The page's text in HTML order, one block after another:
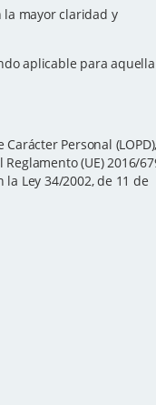
la mayor claridad y
aplicable para aquella
Personal (LOPD),
(UE) 2016/
Ley 34/2002, de 11 de